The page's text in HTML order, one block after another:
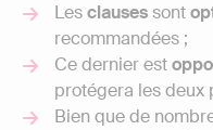
Lesclausessont
recommandées ;
Ce dernier est
protégera les deux
Bien que de